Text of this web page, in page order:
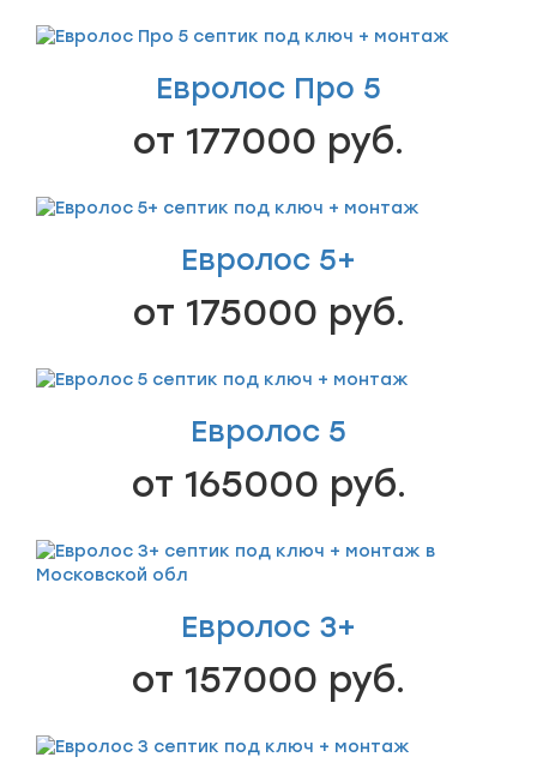
Евролос Про 5
от 177000 руб.
Евролос 5+
от 175000 руб.
Евролос 5
от 165000 руб.
Евролос 3+
от 157000 руб.